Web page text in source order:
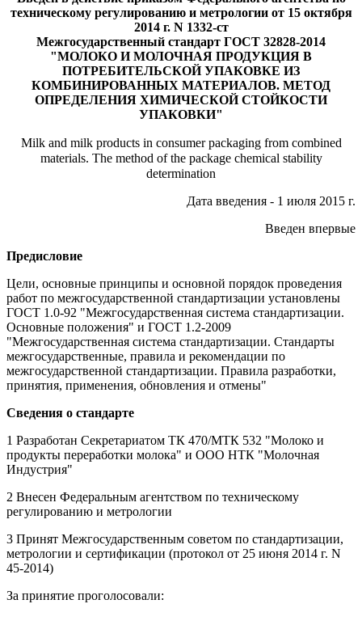
техническому регулированию и метрологии от 15 октября
2014 г. N 1332-ст
Межгосударственный стандарт ГОСТ 32828-2014
"МОЛОКО И МОЛОЧНАЯ ПРОДУКЦИЯ В
ПОТРЕБИТЕЛЬСКОЙ УПАКОВКЕ ИЗ
КОМБИНИРОВАННЫХ МАТЕРИАЛОВ. МЕТОД
ОПРЕДЕЛЕНИЯ ХИМИЧЕСКОЙ СТОЙКОСТИ
УПАКОВКИ"
Milk and milk products in consumer packaging from combined
materials. The method of the package chemical stability
determination
Дата введения - 1 июля 2015 г.
Введен впервые
Предисловие
Цели, основные принципы и основной порядок проведения
работ по межгосударственной стандартизации установлены
ГОСТ 1.0-92 "Межгосударственная система стандартизации.
Основные положения" и ГОСТ 1.2-2009
"Межгосударственная система стандартизации. Стандарты
межгосударственные, правила и рекомендации по
межгосударственной стандартизации. Правила разработки,
принятия, применения, обновления и отмены"
Сведения о стандарте
1 Разработан Секретариатом ТК 470/МТК 532 "Молоко и
продукты переработки молока" и ООО НТК "Молочная
Индустрия"
2 Внесен Федеральным агентством по техническому
регулированию и метрологии
3 Принят Межгосударственным советом по стандартизации,
метрологии и сертификации (протокол от 25 июня 2014 г. N
45-2014)
За принятие проголосовали: